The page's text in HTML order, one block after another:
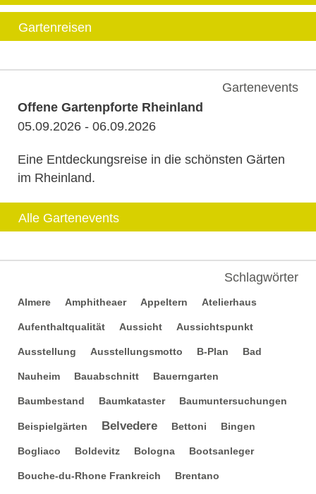
Gartenreisen
Gartenevents
Offene Gartenpforte Rheinland
05.09.2026 - 06.09.2026
Eine Entdeckungsreise in die schönsten Gärten
im Rheinland.
Alle Gartenevents
Schlagwörter
Almere Amphitheaer Appeltern Atelierhaus
Aufenthaltqualität Aussicht Aussichtspunkt
Ausstellung Ausstellungsmotto B-Plan Bad
Nauheim Bauabschnitt Bauerngarten
Baumbestand Baumkataster Baumuntersuchungen
Beispielgärten Belvedere Bettoni Bingen
Bogliaco Boldevitz Bologna Bootsanleger
Bouche-du-Rhone Frankreich Brentano